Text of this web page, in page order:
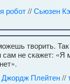
робот//Сьюзен
творить.
не скажет: «Я
Джордж Плейтен//